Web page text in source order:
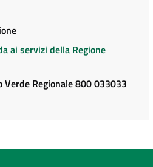
ai servizi della Regione
Verde Regionale 800 033033